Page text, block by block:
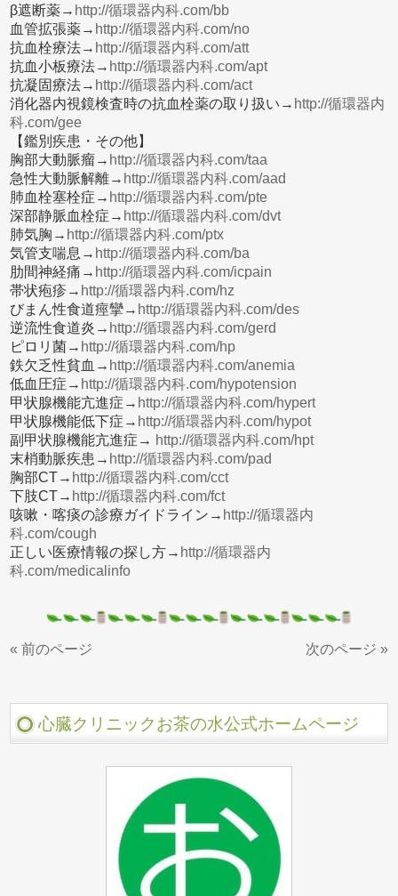
β遮断薬→ http://循環器内科.com/bb
血管拡張薬→ http://循環器内科.com/no
抗血栓療法→ http://循環器内科.com/att
抗血小板療法→ http://循環器内科.com/apt
抗凝固療法→ http://循環器内科.com/act
消化器内視鏡検査時の抗血栓薬の取り扱い→ http://循環器内
科.com/gee
【鑑別疾患・その他】
胸部大動脈瘤→ http://循環器内科.com/taa
急性大動脈解離→ http://循環器内科.com/aad
肺血栓塞栓症→ http://循環器内科.com/pte
深部静脈血栓症→ http://循環器内科.com/dvt
肺気胸→ http://循環器内科.com/ptx
気管支喘息→ http://循環器内科.com/ba
肋間神経痛→ http://循環器内科.com/icpain
帯状疱疹→ http://循環器内科.com/hz
びまん性食道痙攣→ http://循環器内科.com/des
逆流性食道炎→ http://循環器内科.com/gerd
ピロリ菌→ http://循環器内科.com/hp
鉄欠乏性貧血→ http://循環器内科.com/anemia
低血圧症→ http://循環器内科.com/hypotension
甲状腺機能亢進症→ http://循環器内科.com/hypert
甲状腺機能低下症→ http://循環器内科.com/hypot
副甲状腺機能亢進症→ http://循環器内科.com/hpt
末梢動脈疾患→ http://循環器内科.com/pad
胸部CT→ http://循環器内科.com/cct
下肢CT→ http://循環器内科.com/fct
咳嗽・喀痰の診療ガイドライン→ http://循環器内
科.com/cough
正しい医療情報の探し方→ http://循環器内
科.com/medicalinfo
« 前のページ 次のページ »
心臓クリニックお茶の水公式ホームページ